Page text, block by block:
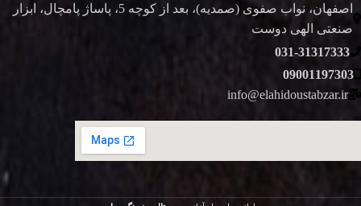
اصفهان، نواب صفوی (صمدیه)، بعد از کوچه 5، پاساژ پامچال، ابزار
صنعتی الهی دوست
031-31317333
09001197303
info@elahidoustabzar.ir